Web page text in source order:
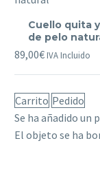
quita
y
pelo
natural
Cuello quita
de pelo
89,00€ IVA Incluido
Carrito Pedido
Se ha añadido un
El objeto se ha